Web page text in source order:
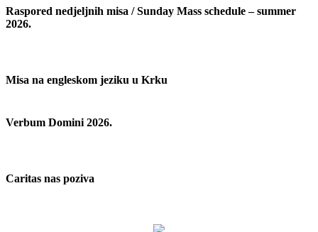
Raspored nedjeljnih misa / Sunday Mass schedule – summer
2026.
Misa na engleskom jeziku u Krku
Verbum Domini 2026.
Caritas nas poziva